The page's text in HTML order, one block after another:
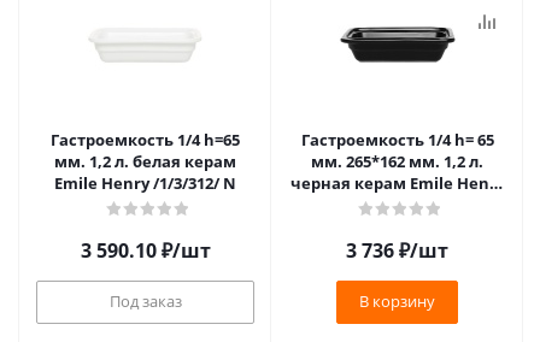
Гастроемкость 1/4 h=65
мм. 1,2 л. белая керам
Emile Henry /1/3/312/ N
3 590.10₽/шт
Под заказ
Гастроемкость 1/4 h= 65
мм. 265*162 мм. 1,2 л.
черная керам Emile Henry
/1/3/312/ ТП VV
3 736₽/шт
В корзину